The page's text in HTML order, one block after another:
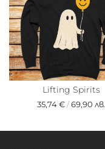
Lifting Spirits
35,74 €/69,90 лв.